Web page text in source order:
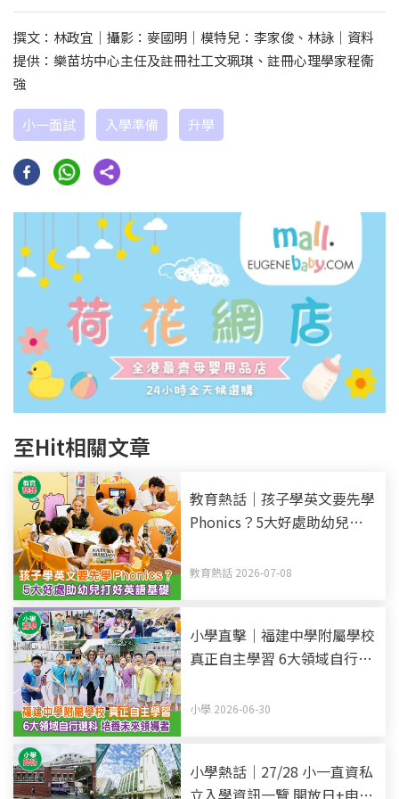
撰文：林政宜｜攝影：麥國明｜模特兒：李家俊、林詠｜資料
提供：樂苗坊中心主任及註冊社工文珮琪、註冊心理學家程衞
強
小一面試 入學準備 升學
至Hit相關文章
教育熱話｜孩子學英文要先學
Phonics？5大好處助幼兒打
教育熱話 2026-07-08
小學直擊｜福建中學附屬學校
真正自主學習 6大領域自行選
小學 2026-06-30
小學熱話｜27/28 小一直資私
立入學資訊一覽 開放日+申請